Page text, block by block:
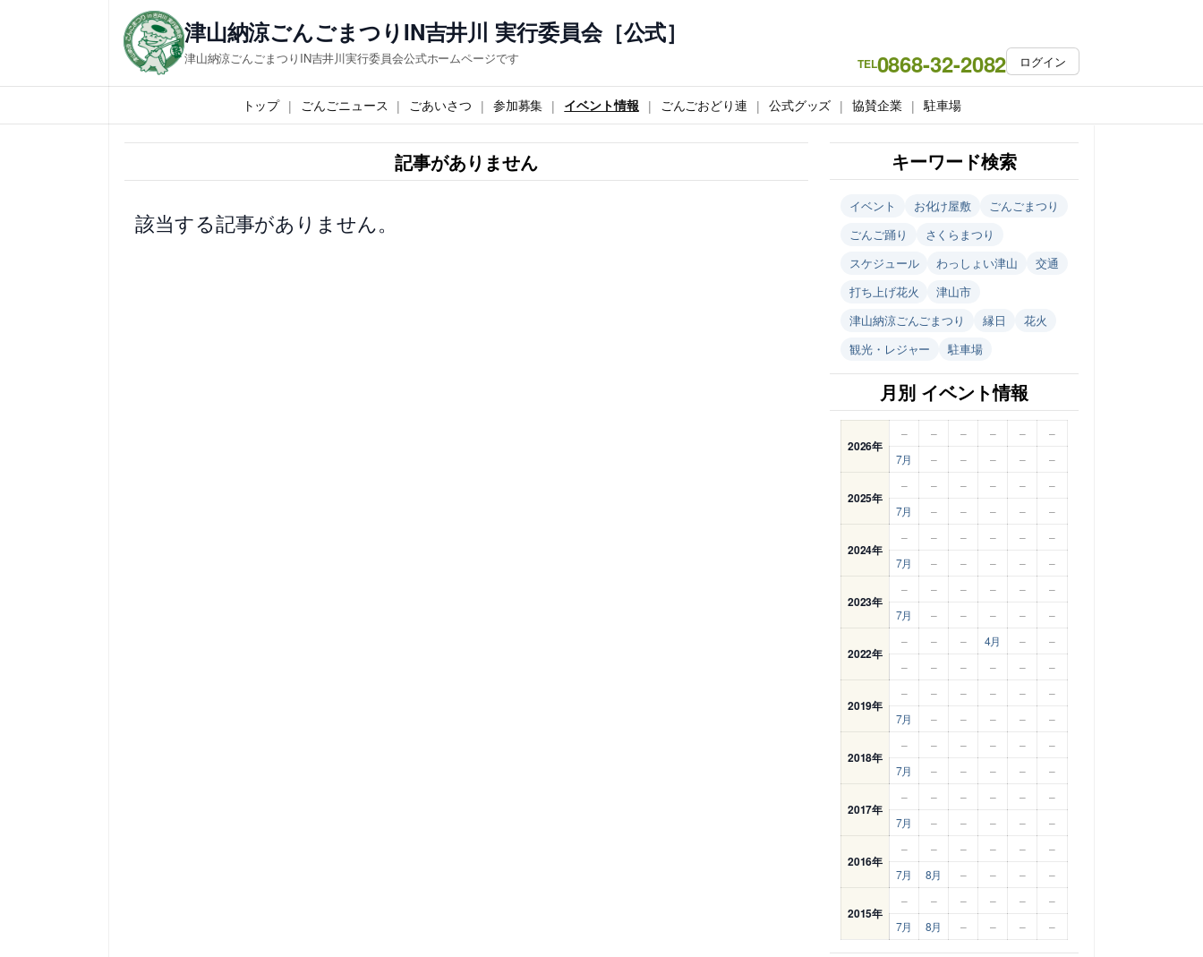
ス
キ
津山納涼ごんごまつりIN吉井川 実行委員会［公式］
津山納涼ごんごまつりIN吉井川実行委員会公式ホームページです TEL0868-32-2082 ログイン
トップ ごんごニュース ごあいさつ 参加募集 イベント情報 ごんごおどり連 公式グッズ 協賛企業 駐車場
記事がありません
該当する記事がありません。
キーワード検索
イベント お化け屋敷
ごんごまつり
ごんご踊り
さくらまつり
スケジュール
わっしょい津山
交通
打ち上げ花火
津山市
津山納涼ごんごまつり
縁日
花火
観光・レジャー
駐車場
月別 イベント情報
2026年
– – – – –
–
7月
– – – – –
2025年
– – – – –
–
7月
– – – – –
2024年
– – – – –
–
7月
– – – – –
2023年
– – – – –
–
7月
– – – – –
2022年
– – – 4月 –
–
–
– – – – –
2019年
– – – – –
–
7月
– – – – –
2018年
– – – – –
–
7月
– – – – –
2017年
– – – – –
–
7月
– – – – –
2016年
– – – – –
–
7月
8月 – – – –
2015年
– – – – –
–
7月
8月 – – – –